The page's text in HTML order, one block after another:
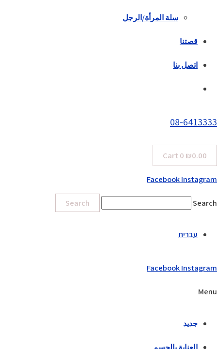
سلة المرأة/الرجل
قصتنا
اتصل بنا
08-6413333
₪0.00
0
Cart
FacebookInstagram
Search
Search
עברית
FacebookInstagram
Menu
جديد